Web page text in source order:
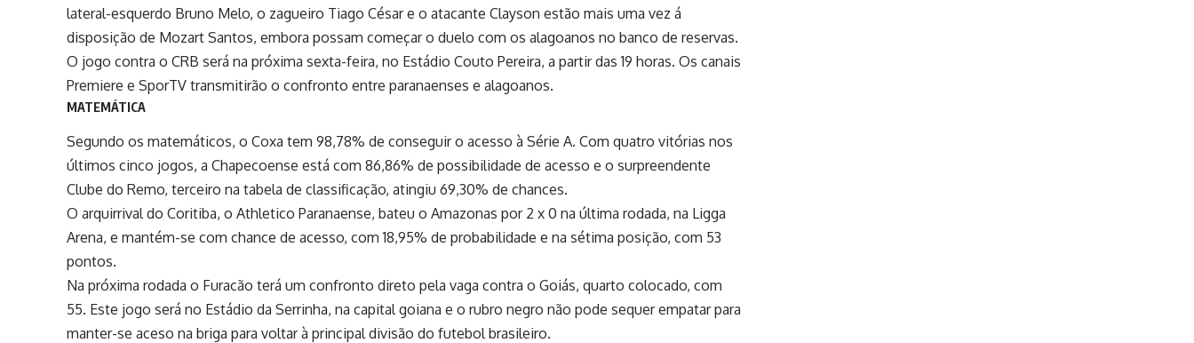
lateral-esquerdo Bruno Melo, o zagueiro Tiago César e o atacante Clayson estão mais uma vez á
disposição de Mozart Santos, embora possam começar o duelo com os alagoanos no banco de reservas.
O jogo contra o CRB será na próxima sexta-feira, no Estádio Couto Pereira, a partir das 19 horas. Os canais
Premiere e SporTV transmitirão o confronto entre paranaenses e alagoanos.
MATEMÁTICA
Segundo os matemáticos, o Coxa tem 98,78% de conseguir o acesso à Série A. Com quatro vitórias nos
últimos cinco jogos, a Chapecoense está com 86,86% de possibilidade de acesso e o surpreendente
Clube do Remo, terceiro na tabela de classificação, atingiu 69,30% de chances.
O arquirrival do Coritiba, o Athletico Paranaense, bateu o Amazonas por 2 x 0 na última rodada, na Ligga
Arena, e mantém-se com chance de acesso, com 18,95% de probabilidade e na sétima posição, com 53
pontos.
Na próxima rodada o Furacão terá um confronto direto pela vaga contra o Goiás, quarto colocado, com
55. Este jogo será no Estádio da Serrinha, na capital goiana e o rubro negro não pode sequer empatar para
manter-se aceso na briga para voltar à principal divisão do futebol brasileiro.